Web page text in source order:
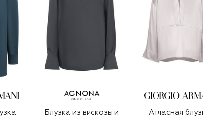
Блузка из вискозы и
Атласная